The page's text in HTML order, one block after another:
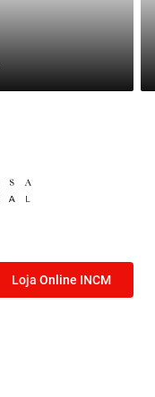
Loja Online INCM